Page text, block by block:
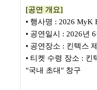
[공연 개요]
• 행사명 : 2026 MyK
• 공연일시 : 2026년
• 공연장소 : 킨텍스
• 티켓 수령 장소 : 킨
"국내 초대" 창구